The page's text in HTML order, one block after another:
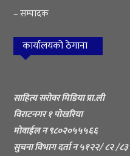
– सम्पादक
कार्यालयको ठेगाना
साहित्य सरोवर मिडिया प्रा.ली
विराटनगर १ पोखरिया
मोवाईल न ९८०२०५५५६६
सुचना विभाग दर्ता न ५१२२/ ८२ /८३